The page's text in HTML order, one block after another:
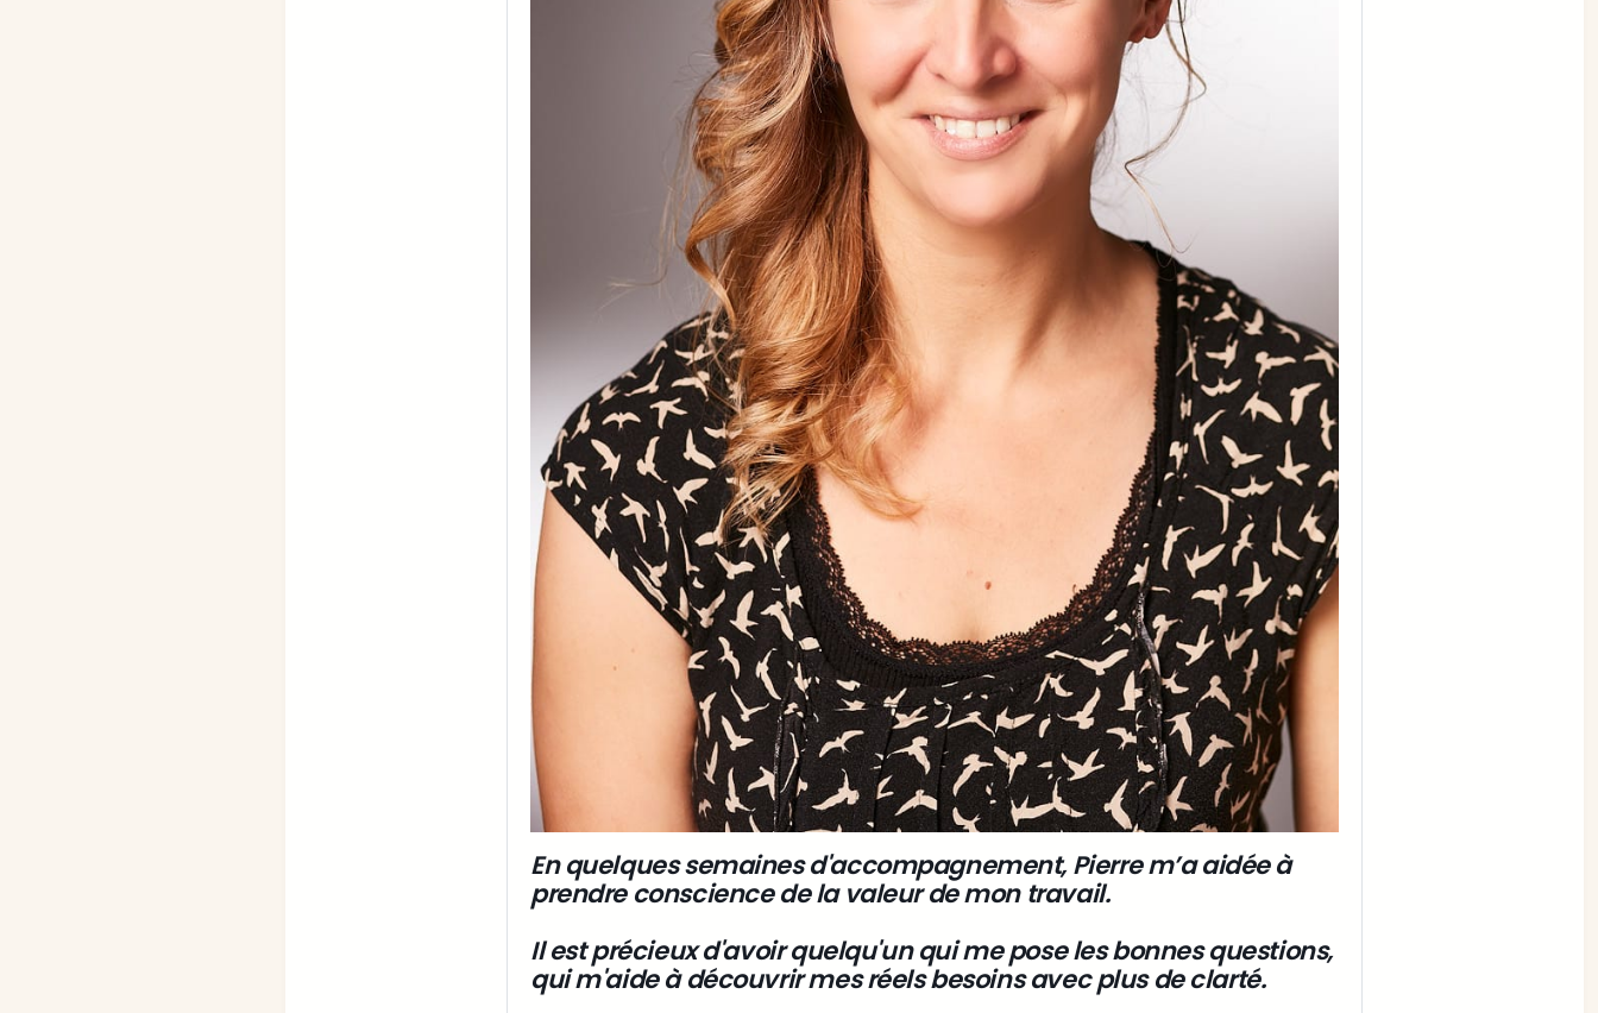
En quelques semaines d'accompagnement, Pierre m’a aidée à
prendre conscience de la valeur de mon travail.
Il est précieux d'avoir quelqu'un qui me pose les bonnes questions,
qui m'aide à découvrir mes réels besoins avec plus de clarté.